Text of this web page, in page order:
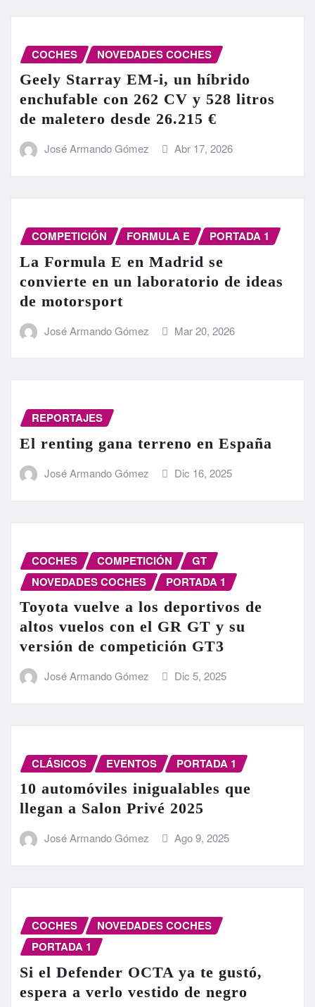
COCHES NOVEDADES COCHES
Geely Starray EM-i, un híbrido
enchufable con 262 CV y 528 litros
de maletero desde 26.215 €
José Armando Gómez Abr 17, 2026
COMPETICIÓN FORMULA E PORTADA 1
La Formula E en Madrid se
convierte en un laboratorio de ideas
de motorsport
José Armando Gómez Mar 20, 2026
REPORTAJES
El renting gana terreno en España
José Armando Gómez Dic 16, 2025
COCHES COMPETICIÓN
GT
NOVEDADES COCHES
PORTADA 1
Toyota vuelve a los deportivos de
altos vuelos con el GR GT y su
versión de competición GT3
José Armando Gómez Dic 5, 2025
CLÁSICOS EVENTOS PORTADA 1
10 automóviles inigualables que
llegan a Salon Privé 2025
José Armando Gómez Ago 9, 2025
COCHES
NOVEDADES COCHES
PORTADA 1
Si el Defender OCTA ya te gustó,
espera a verlo vestido de negro